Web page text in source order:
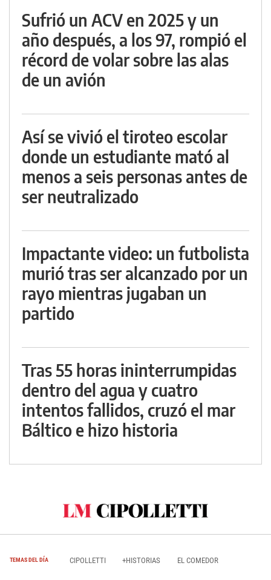
Sufrió un ACV en 2025 y un
año después, a los 97, rompió el
récord de volar sobre las alas
de un avión
Así se vivió el tiroteo escolar
donde un estudiante mató al
menos a seis personas antes de
ser neutralizado
Impactante video: un futbolista
murió tras ser alcanzado por un
rayo mientras jugaban un
partido
Tras 55 horas ininterrumpidas
dentro del agua y cuatro
intentos fallidos, cruzó el mar
Báltico e hizo historia
TEMAS DEL DÍA CIPOLLETTI +HISTORIAS EL COMEDOR